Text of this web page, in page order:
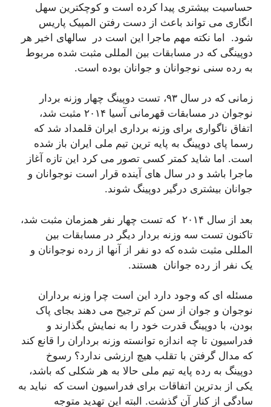
حساسیت بیشتری پیدا کرده است و کوچکترین سهل
انگاری می تواند باعث از دست رفتن المپیک پاریس
شود. اما نکته مهم ماجرا این است در سالهای اخیر هر
دوپینگی که در مسابقات بین المللی مثبت شده مربوط
به رده سنی نوجوانان و جوانان بوده است.
زمانی که در سال ۹۳، تست دوپینگ چهار وزنه بردار
نوجوان در مسابقات قهرمانی آسیا ۲۰۱۴ مثبت شد،
اتفاق ناگواری برای وزنه برداری ایران قلمداد شد که
رسما پای دوپینگ به پایه ترین تیم ملی ایران باز شده
است. اما شاید کمتر کسی تصور می کرد این تازه آغاز
ماجرا باشد و در سال های آینده قرار است نوجوانان و
جوانان بیشتری درگیر دوپینگ شوند.
بعد از سال ۲۰۱۴ که تست چهار نفر همزمان مثبت شد،
تاکنون تست سه وزنه بردار دیگر در مسابقات بین
المللی مثبت شده که دو نفر از آنها از رده نوجوانان و
یک نفر از رده جوانان هستند.
مسئله ای که وجود دارد این است چرا وزنه برداران
نوجوان و جوان از سن کم ترجیح می دهند بجای پاک
بودن، با دوپینگ قدرت خود را به نمایش بگذارند و
فدراسیون تا چه اندازه توانسته وزنه برداران را قانع کند
که مدال گرفتن با تقلب هیچ ارزشی ندارد؟ رسوخ
دوپینگ به رده پایه تیم ملی حالا به هر شکلی که باشد،
یکی از بدترین اتفاقات برای فدراسیون است که نباید به
سادگی از کنار آن گذشت. البته این تهدید متوجه